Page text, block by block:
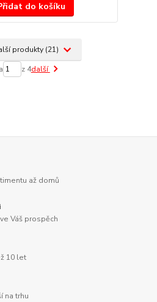
do košíku
produkty (21)
z 4další
až domů
Váš prospěch
10 let
na trhu